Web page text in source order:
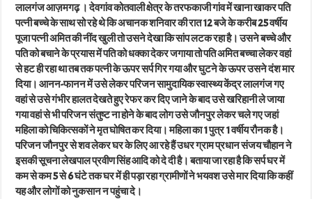
लालगंज आज़मगढ़ । देवगांव कोतवाली क्षेत्र के तरफकाजी गांव में खाना खाकर पति
पत्नी बच्चे के साथ सो रहे थे कि अचानक शनिवार की रात 12 बजे के करीब 25 वर्षीय
पूजा पत्नी अमित की नींद खुली तो उसने देखा कि सांप लटक रहा है। उसने बच्चे और
पति को बचाने के प्रयास में पति को धक्का देकर जगाया तो पति अमित बच्चा लेकर वहां
से हट ही रहा था तब तक पत्नी के ऊपर सर्प गिर गया और घुटने के ऊपर उसने दंश मार
दिया। आनन-फानन में उसे लेकर परिजन सामुदायिक स्वास्थ्य केंद्र लालगंज गए
वहां से उसे गंभीर हालत देखते हुए रेफर कर दिए जाने के बाद उसे खरिहानी ले जाया
गया वहां से भी परिजन संतुष्ट ना होने के बाद लोग उसे जौनपुर लेकर चले गए जहां
महिला को चिकित्सकों ने मृत घोषित कर दिया। महिला का 1 पुत्र 1 वर्षीय रौनक है।
परिजन जौनपुर से शव लेकर घर के लिए आ रहे हैं उधर ग्राम प्रधान संजय चौहान ने
इसकी सूचना लेखपाल प्रवीण सिंह आदि को दे दी है। बताया जा रहा है कि सर्प घर में
कम से कम 5 से 6 घंटे तक घर में ही पड़ा रहा ग्रामीणों ने भयवश उसे मार दिया कि कहीं
यह और लोगों को नुकसान न पहुंचा दे।